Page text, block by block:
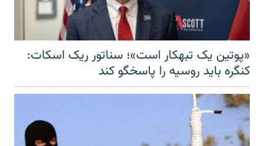
«پوتین یک تبهکار است»؛ سناتور ریک اسکات:
کنگره باید روسیه را پاسخگو کند